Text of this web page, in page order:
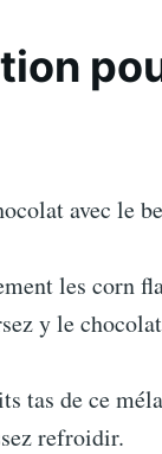
avec le
les corn
y le
tas de ce
refroidir.